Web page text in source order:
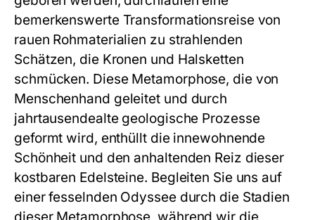
bemerkenswerte Transformationsreise von
rauen Rohmaterialien zu strahlenden
Schätzen, die Kronen und Halsketten
schmücken. Diese Metamorphose, die von
Menschenhand geleitet und durch
jahrtausendealte geologische Prozesse
geformt wird, enthüllt die innewohnende
Schönheit und den anhaltenden Reiz dieser
kostbaren Edelsteine. Begleiten Sie uns auf
einer fesselnden Odyssee durch die Stadien